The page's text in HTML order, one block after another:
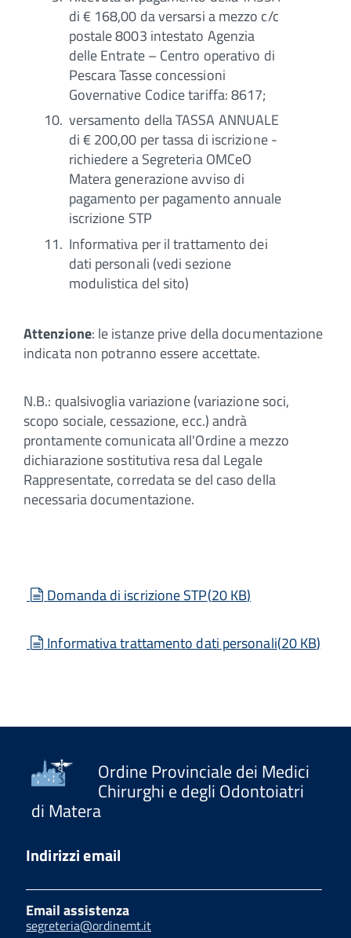
di € 168,00 da versarsi a mezzo c/c
postale 8003 intestato Agenzia
delle Entrate – Centro operativo di
Pescara Tasse concessioni
Governative Codice tariffa: 8617;
versamento della TASSA ANNUALE
di € 200,00 per tassa di iscrizione -
richiedere a Segreteria OMCeO
Matera generazione avviso di
pagamento per pagamento annuale
iscrizione STP
Informativa per il trattamento dei
dati personali (vedi sezione
modulistica del sito)
Attenzione: le istanze prive della documentazione
indicata non potranno essere accettate.
N.B.: qualsivoglia variazione (variazione soci,
scopo sociale, cessazione, ecc.) andrà
prontamente comunicata all'Ordine a mezzo
dichiarazione sostitutiva resa dal Legale
Rappresentate, corredata se del caso della
necessaria documentazione.
document
Domanda di iscrizione STP(20 KB)
document
Informativa trattamento dati personali(20 KB)
Ordine Provinciale dei Medici
Chirurghi e degli Odontoiatri
di Matera
Indirizzi email
Email assistenza
segreteria@ordinemt.it